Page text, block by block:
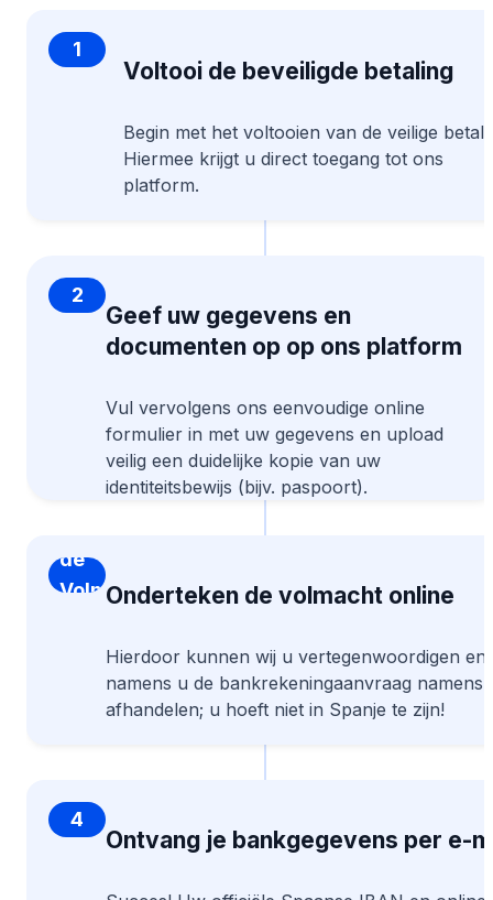
1
Voltooi de beveiligde betaling
Begin met het voltooien van de veilige
Hiermee krijgt u direct toegang tot ons
platform.
2
Geef uw gegevens en
documenten op op ons platform
Vul vervolgens ons eenvoudige online
formulier in met uw gegevens en upload
veilig een duidelijke kopie van uw
identiteitsbewijs (bijv. paspoort).
de
VolmachtOnderteken de volmacht online
Hierdoor kunnen wij u vertegenwoordigen en
namens u de bankrekeningaanvraag namens
afhandelen; u hoeft niet in Spanje te zijn!
4
Ontvang je bankgegevens per e-